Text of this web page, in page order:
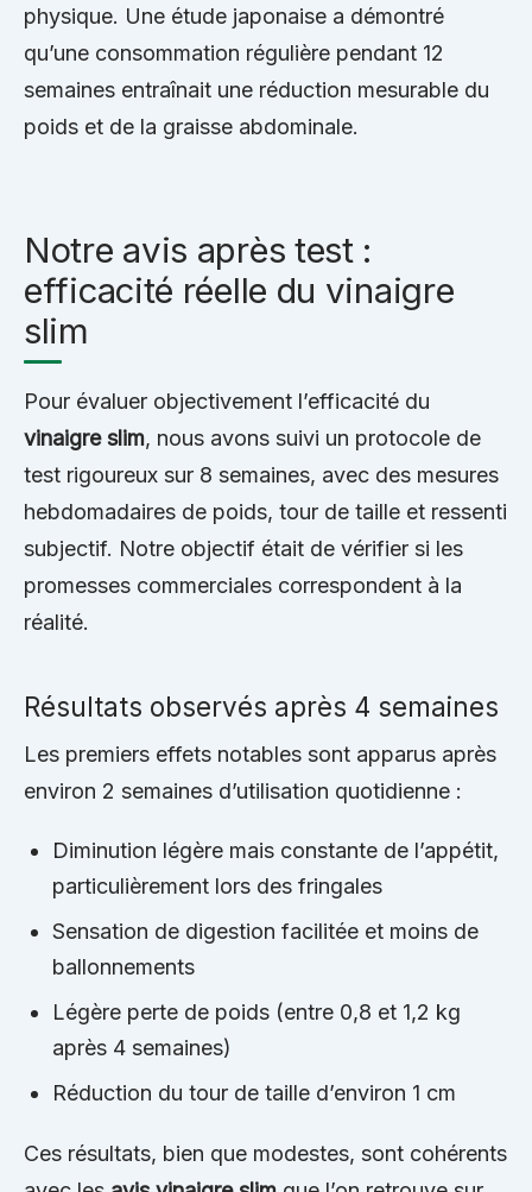
physique. Une étude japonaise a démontré
qu’une consommation régulière pendant 12
semaines entraînait une réduction mesurable du
poids et de la graisse abdominale.
Notre avis après test :
efficacité réelle du vinaigre
slim
Pour évaluer objectivement l’efficacité du
vinaigre slim, nous avons suivi un protocole de
test rigoureux sur 8 semaines, avec des mesures
hebdomadaires de poids, tour de taille et ressenti
subjectif. Notre objectif était de vérifier si les
promesses commerciales correspondent à la
réalité.
Résultats observés après 4 semaines
Les premiers effets notables sont apparus après
environ 2 semaines d’utilisation quotidienne :
Diminution légère mais constante de l’appétit,
particulièrement lors des fringales
Sensation de digestion facilitée et moins de
ballonnements
Légère perte de poids (entre 0,8 et 1,2 kg
après 4 semaines)
Réduction du tour de taille d’environ 1 cm
Ces résultats, bien que modestes, sont cohérents